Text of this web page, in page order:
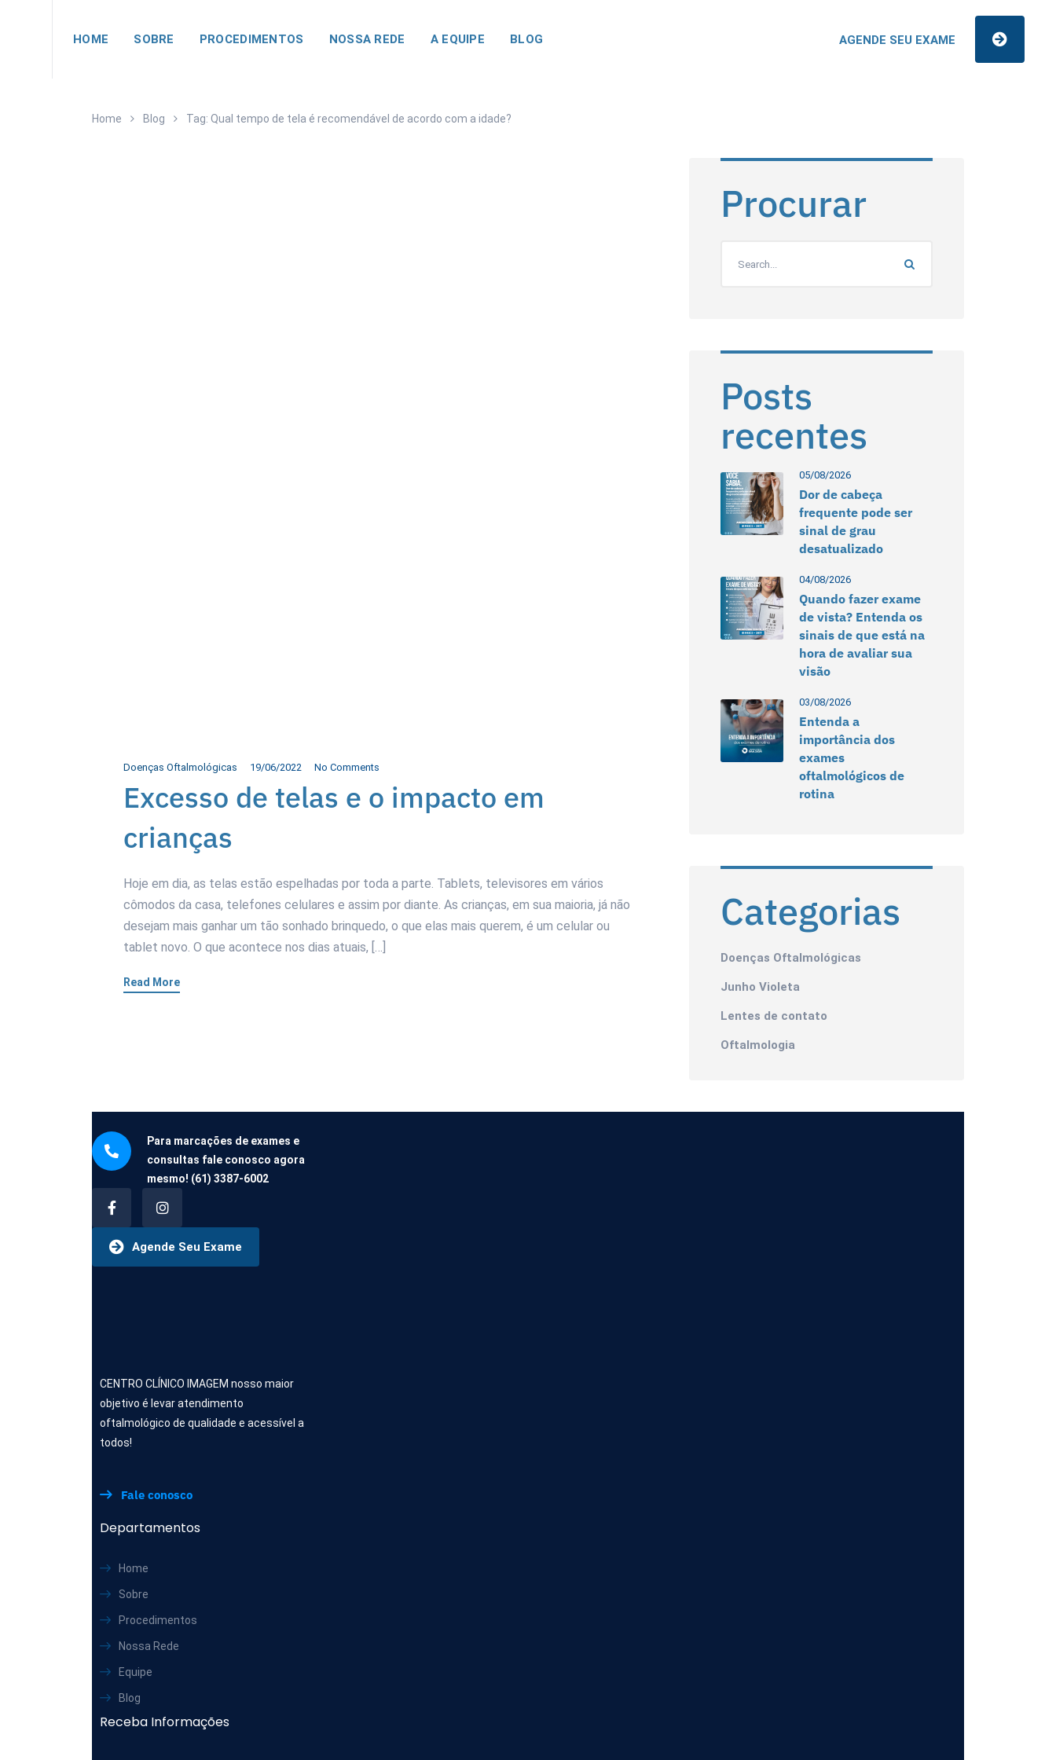
HOME SOBRE PROCEDIMENTOS NOSSA REDE A EQUIPE BLOG AGENDE SEU EXAME
Home Blog Tag: Qual tempo de tela é recomendável de acordo com a idade?
Doenças Oftalmológicas 19/06/2022 No Comments
Excesso de telas e o impacto em
crianças
Hoje em dia, as telas estão espelhadas por toda a parte. Tablets, televisores em vários
cômodos da casa, telefones celulares e assim por diante. As crianças, em sua maioria, já não
desejam mais ganhar um tão sonhado brinquedo, o que elas mais querem, é um celular ou
tablet novo. O que acontece nos dias atuais, […]
Read More
Procurar
Posts
recentes
05/08/2026
Dor de cabeça
frequente pode ser
sinal de grau
desatualizado
04/08/2026
Quando fazer exame
de vista? Entenda os
sinais de que está na
hora de avaliar sua
visão
03/08/2026
Entenda a
importância dos
exames
oftalmológicos de
rotina
Categorias
Doenças Oftalmológicas
Junho Violeta
Lentes de contato
Oftalmologia
Para marcações de exames e
consultas fale conosco agora
mesmo! (61) 3387-6002
Agende Seu Exame
CENTRO CLÍNICO IMAGEM nosso maior
objetivo é levar atendimento
oftalmológico de qualidade e acessível a
todos!
Fale conosco
Departamentos
Home
Sobre
Procedimentos
Nossa Rede
Equipe
Blog
Receba Informações